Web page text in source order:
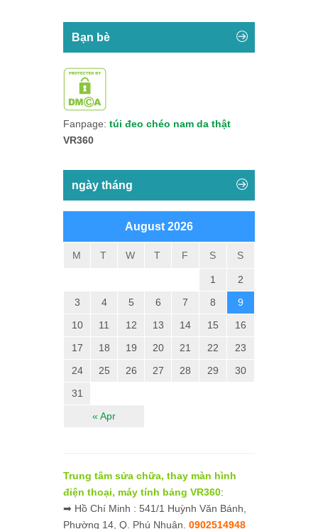
Bạn bè
Fanpage: túi đeo chéo nam da thật
VR360
ngày tháng
August 2026
M T W T F S S
« Apr
1
2
3
4 5 6 7 8
9
10
11 12 13 14 15
16
17
18 19 20 21 22
23
24
25 26 27 28 29
30
31
Trung tâm sửa chữa, thay màn hình
điện thoại, máy tính bảng VR360:
➡ Hồ Chí Minh : 541/1 Huỳnh Văn Bánh,
Phường 14, Q. Phú Nhuận. 0902514948